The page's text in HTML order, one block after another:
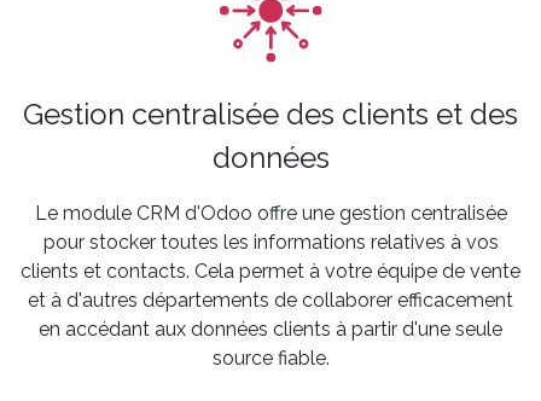
Gestion centralisée des clients et des
données
Le module CRM d'Odoo offre une gestion centralisée
pour stocker toutes les informations relatives à vos
clients et contacts. Cela permet à votre équipe de vente
et à d'autres départements de collaborer efficacement
en accédant aux données clients à partir d'une seule
source fiable.